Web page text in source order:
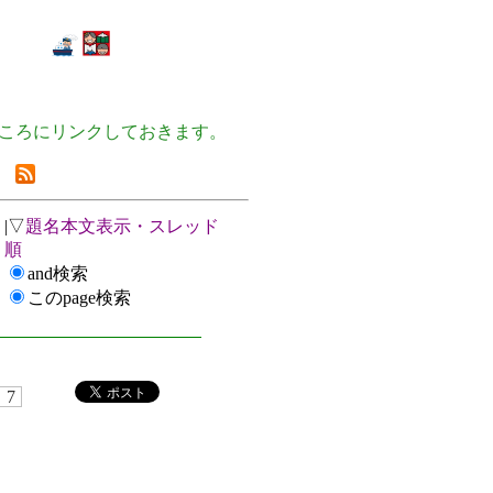
にリンクしておきます。
|▽題名本文表示・スレッド
順
and検索
このpage検索